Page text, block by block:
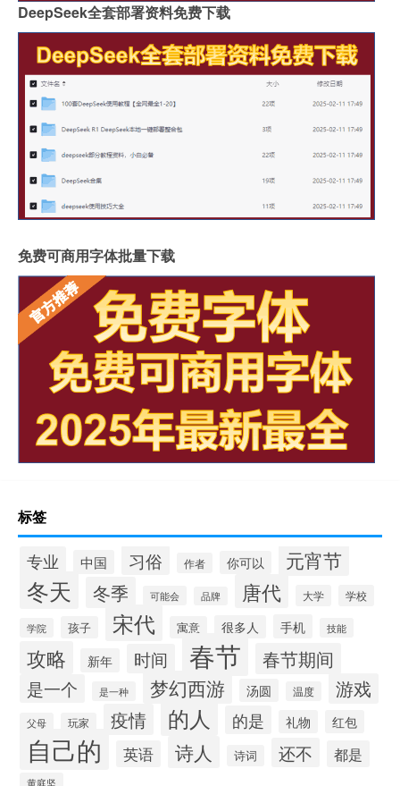
DeepSeek全套部署资料免费下载
免费可商用字体批量下载
标签
专业 中国 习俗 作者 你可以 元宵节
冬天 冬季 可能会 品牌 唐代 大学 学校
学院 孩子 宋代 寓意 很多人 手机 技能
攻略 新年 时间 春节 春节期间
是一个 是一种 梦幻西游 汤圆 温度 游戏
父母 玩家 疫情 的人 的是 礼物 红包
自己的 英语 诗人 诗词 还不 都是
黄庭坚